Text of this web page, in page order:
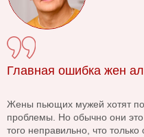
Главная ошибка жен
Жены пьющих мужей хотят
проблемы. Но обычно они
того неправильно, что